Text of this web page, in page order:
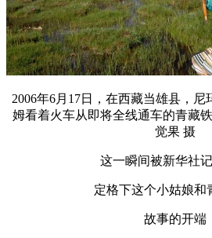
2006年6月17日，在西藏当雄县，
姆看着火车从即将全线通车的青藏
觉果 摄
这一瞬间被新华社
定格下这个小姑娘和
故事的开端